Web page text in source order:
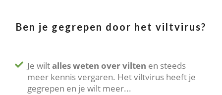
Ben je gegrepen door het viltvirus?
Je wiltalles weten over vilten en steeds
meer kennis vergaren. Het viltvirus heeft je
gegrepen en je wilt meer...